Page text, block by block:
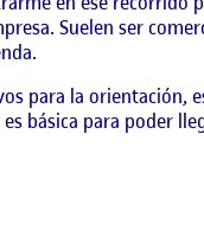
Suelen ser
para la orientación,
básica para poder